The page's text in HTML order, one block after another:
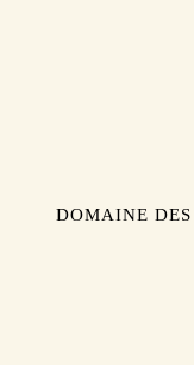
DOMAINE